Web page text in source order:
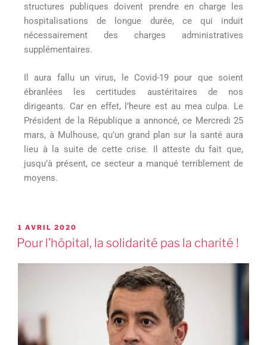
structures publiques doivent prendre en charge les
hospitalisations de longue durée, ce qui induit
nécessairement des charges administratives
supplémentaires.
Il aura fallu un virus, le Covid-19 pour que soient
ébranlées les certitudes austéritaires de nos
dirigeants. Car en effet, l’heure est au mea culpa. Le
Président de la République a annoncé, ce Mercredi 25
mars, à Mulhouse, qu’un grand plan sur la santé aura
lieu à la suite de cette crise. Il atteste du fait que,
jusqu’à présent, ce secteur a manqué terriblement de
moyens.
1 AVRIL 2020
Pour l’hôpital, la solidarité pas la charité !